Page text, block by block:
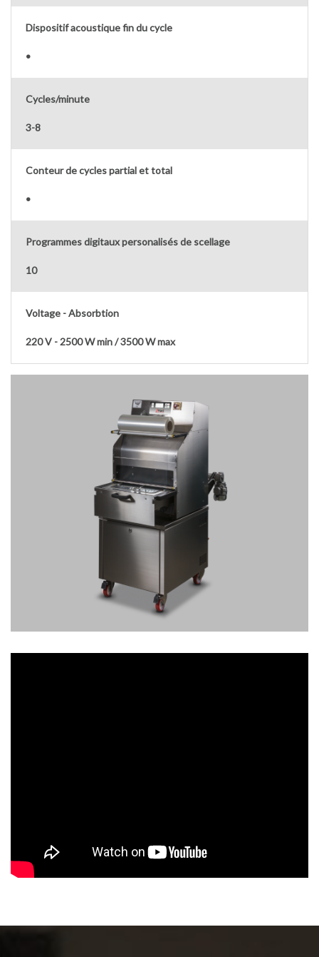
Dispositif acoustique fin du cycle
•
Cycles/minute
3-8
Conteur de cycles partial et total
•
Programmes digitaux personalisés de scellage
10
Voltage - Absorbtion
220 V - 2500 W min / 3500 W max